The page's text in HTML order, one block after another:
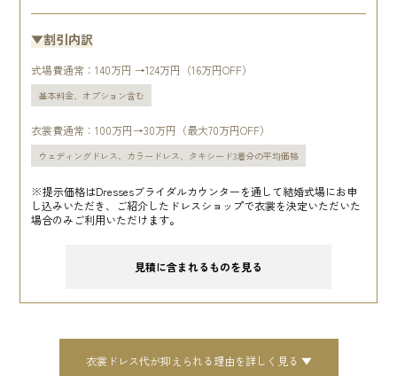
▼割引内訳
式場費通常：140万円 →124万円（16万円OFF）
基本料金、オプション含む
衣裳費通常：100万円→30万円（最大70万円OFF）
ウェディングドレス、カラードレス、タキシード3着分の平均価格
※提示価格はDressesブライダルカウンターを通して結婚式場にお申
し込みいただき、ご紹介したドレスショップで衣裳を決定いただいた
場合のみご利用いただけます。
見積に含まれるものを見る
衣裳ドレス代が抑えられる理由を詳しく見る